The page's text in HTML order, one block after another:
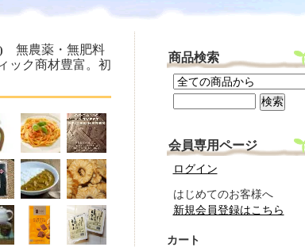
無農薬・無肥料
ック商材豊富。初
商品検索
会員専用ページ
ログイン
はじめてのお客様へ
新規会員登録はこちら
カート